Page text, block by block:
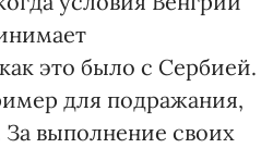
это было с Сербией.
для подражания,
За выполнение своих